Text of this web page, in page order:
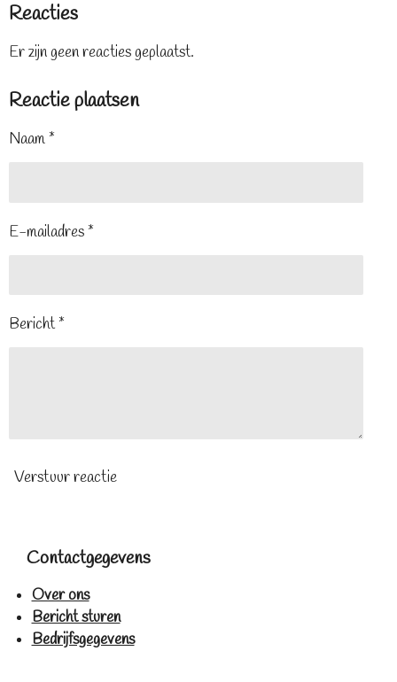
Reacties
Er zijn geen reacties geplaatst.
Reactie plaatsen
Naam *
E-mailadres *
Bericht *
Verstuur reactie
Contactgegevens
Over ons
Bericht sturen
Bedrijfsgegevens